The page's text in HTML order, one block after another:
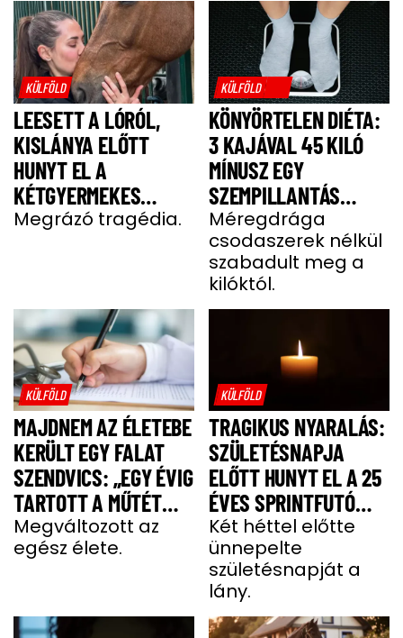
KÜLFÖLD
LEESETT A LÓRÓL,
KISLÁNYA ELŐTT
HUNYT EL A
KÉTGYERMEKES
DONATELLA
Megrázó tragédia.
KÜLFÖLD
KÖNYÖRTELEN DIÉTA:
3 KAJÁVAL 45 KILÓ
MÍNUSZ EGY
SZEMPILLANTÁS
ALATT
Méregdrága
csodaszerek nélkül
szabadult meg a
kilóktól.
KÜLFÖLD
MAJDNEM AZ ÉLETEBE
KERÜLT EGY FALAT
SZENDVICS: „EGY ÉVIG
TARTOTT A MŰTÉT
UTÁNI FELÉPÜLÉS”
Megváltozott az
egész élete.
KÜLFÖLD
TRAGIKUS NYARALÁS:
SZÜLETÉSNAPJA
ELŐTT HUNYT EL A 25
ÉVES SPRINTFUTÓ
LÁNY
Két héttel előtte
ünnepelte
születésnapját a
lány.